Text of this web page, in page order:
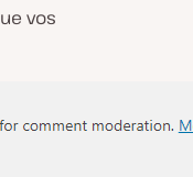
vos